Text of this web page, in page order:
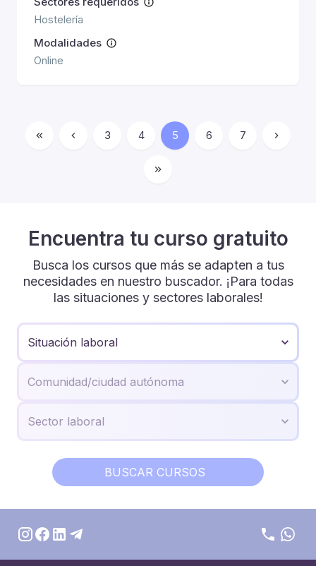
Hostelería
Modalidades
Online
3 4 5 6 7
Encuentra tu curso gratuito
Busca los cursos que más se adapten a tus
necesidades en nuestro buscador. ¡Para todas
las situaciones y sectores laborales!
BUSCAR CURSOS